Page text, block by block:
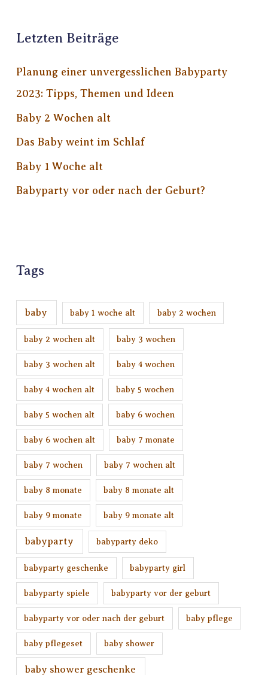
Letzten Beiträge
Planung einer unvergesslichen Babyparty
2023: Tipps, Themen und Ideen
Baby 2 Wochen alt
Das Baby weint im Schlaf
Baby 1 Woche alt
Babyparty vor oder nach der Geburt?
Tags
baby baby 1 woche alt baby 2 wochen
baby 2 wochen alt baby 3 wochen
baby 3 wochen alt baby 4 wochen
baby 4 wochen alt baby 5 wochen
baby 5 wochen alt baby 6 wochen
baby 6 wochen alt baby 7 monate
baby 7 wochen baby 7 wochen alt
baby 8 monate baby 8 monate alt
baby 9 monate baby 9 monate alt
babyparty babyparty deko
babyparty geschenke babyparty girl
babyparty spiele babyparty vor der geburt
babyparty vor oder nach der geburt baby pflege
baby pflegeset baby shower
baby shower geschenke